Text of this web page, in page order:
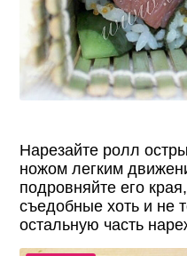
Нарезайте ролл
ножом легким
подровняйте его
съедобные хоть и не
остальную часть